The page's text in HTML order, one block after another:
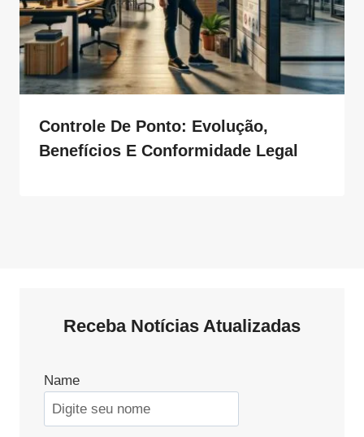
Controle De Ponto: Evolução,
Benefícios E Conformidade Legal
Receba Notícias Atualizadas
Name